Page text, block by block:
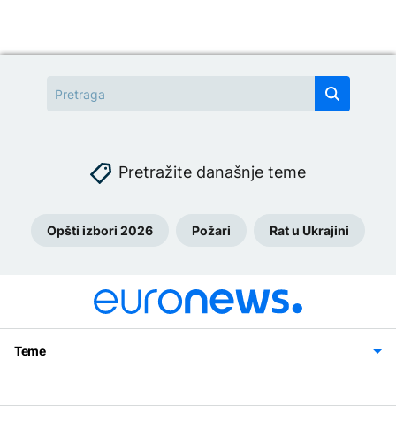
Pretražite današnje teme
Opšti izbori 2026 Požari Rat u Ukrajini
Teme
Svijet
Sport